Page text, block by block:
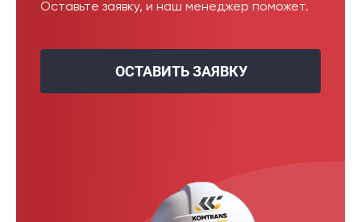
Оставьте заявку, и наш менеджер поможет.
ОСТАВИТЬ ЗАЯВКУ